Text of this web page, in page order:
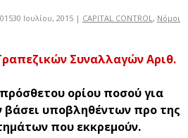
30 Ιουλίου, 2015 | CAPITAL CONTROL , Νόμοι
Συναλλαγών Αριθ.
ορίου ποσού για
βάσει υποβληθέντων προ της
που εκκρεμούν.